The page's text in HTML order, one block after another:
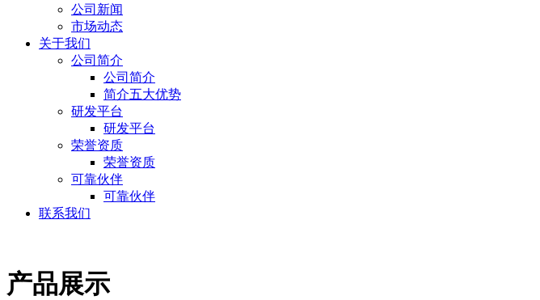
公司新闻
市场动态
关于我们
公司简介
公司简介
简介五大优势
研发平台
研发平台
荣誉资质
荣誉资质
可靠伙伴
可靠伙伴
联系我们
产品展示